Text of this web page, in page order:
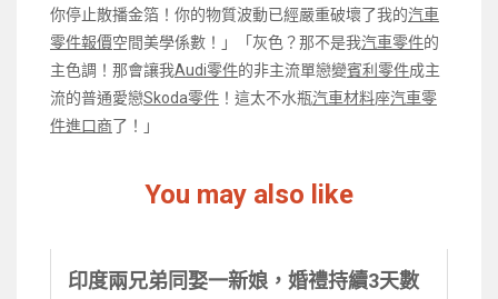
你停止散播金箔！你的物質波動已經嚴重破壞了我的汽車
零件報價空間美學係數！」「灰色？那不是我汽車零件的
主色調！那會讓我Audi零件的非主流單戀變賓利零件成主
流的普通愛戀Skoda零件 ！這太不水瓶汽車材料座汽車零
件進口商了！」
You may also like
印度兩兄弟同娶一新娘，婚禮持續3天數